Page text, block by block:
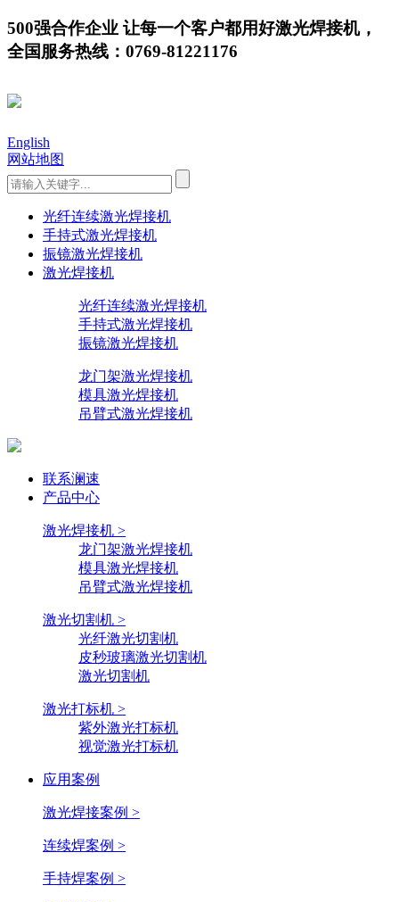
500强合作企业 让每一个客户都用好激光焊接机，
全国服务热线：0769-81221176
English
网站地图
光纤连续激光焊接机
手持式激光焊接机
振镜激光焊接机
激光焊接机
光纤连续激光焊接机
手持式激光焊接机
振镜激光焊接机
龙门架激光焊接机
模具激光焊接机
吊臂式激光焊接机
联系澜速
产品中心
激光焊接机 >
龙门架激光焊接机
模具激光焊接机
吊臂式激光焊接机
激光切割机 >
光纤激光切割机
皮秒玻璃激光切割机
激光切割机
激光打标机 >
紫外激光打标机
视觉激光打标机
应用案例
激光焊接案例 >
连续焊案例 >
手持焊案例 >